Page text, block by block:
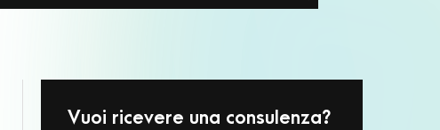
Vuoi ricevere una consulenza?